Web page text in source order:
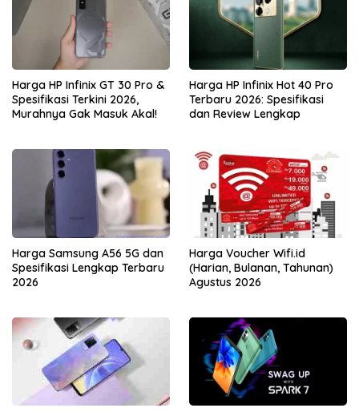
Harga HP Infinix GT 30 Pro &
Spesifikasi Terkini 2026,
Murahnya Gak Masuk Akal!
Harga HP Infinix Hot 40 Pro
Terbaru 2026: Spesifikasi
dan Review Lengkap
Harga Samsung A56 5G dan
Spesifikasi Lengkap Terbaru
2026
Harga Voucher Wifi.id
(Harian, Bulanan, Tahunan)
Agustus 2026